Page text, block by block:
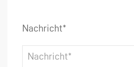
Nachricht*